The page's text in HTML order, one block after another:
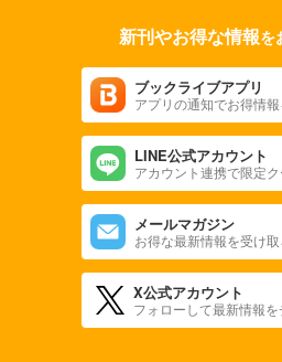
新刊やお得な情報を
ブックライブアプリ
アプリの通知でお得情報
LINE公式アカウント
アカウント連携で限定ク
メールマガジン
お得な最新情報を受け取
X公式アカウント
フォローして最新情報を